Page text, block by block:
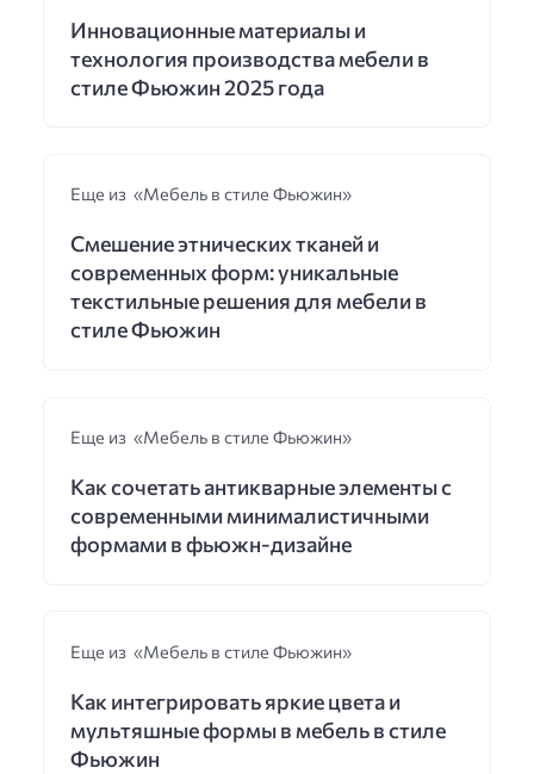
Инновационные материалы и
технология производства мебели в
стиле Фьюжин 2025 года
Еще из «Мебель в стиле Фьюжин»
Смешение этнических тканей и
современных форм: уникальные
текстильные решения для мебели в
стиле Фьюжин
Еще из «Мебель в стиле Фьюжин»
Как сочетать антикварные элементы с
современными минималистичными
формами в фьюжн-дизайне
Еще из «Мебель в стиле Фьюжин»
Как интегрировать яркие цвета и
мультяшные формы в мебель в стиле
Фьюжин